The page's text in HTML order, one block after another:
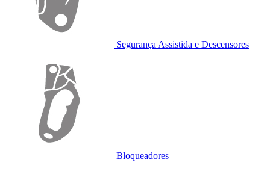
Segurança Assistida e Descensores
Bloqueadores